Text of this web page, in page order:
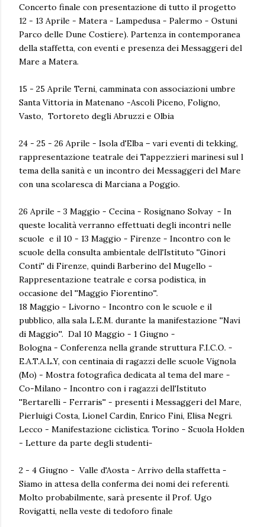
Concerto finale con presentazione di tutto il progetto
12 - 13 Aprile - Matera - Lampedusa - Palermo - Ostuni
Parco delle Dune Costiere). Partenza in contemporanea
della staffetta, con eventi e presenza dei Messaggeri del
Mare a Matera.
15 - 25 Aprile Terni, camminata con associazioni umbre
Santa Vittoria in Matenano -Ascoli Piceno, Foligno,
Vasto, Tortoreto degli Abruzzi e Olbia
24 - 25 - 26 Aprile - Isola d'Elba – vari eventi di tekking,
rappresentazione teatrale dei Tappezzieri marinesi sul l
tema della sanità e un incontro dei Messaggeri del Mare
con una scolaresca di Marciana a Poggio.
26 Aprile - 3 Maggio - Cecina - Rosignano Solvay - In
queste località verranno effettuati degli incontri nelle
scuole e il 10 - 13 Maggio - Firenze - Incontro con le
scuole della consulta ambientale dell'Istituto ''Ginori
Conti'' di Firenze, quindi Barberino del Mugello -
Rappresentazione teatrale e corsa podistica, in
occasione del ''Maggio Fiorentino''.
18 Maggio - Livorno - Incontro con le scuole e il
pubblico, alla sala L.E.M. durante la manifestazione ''Navi
di Maggio''. Dal 10 Maggio - 1 Giugno -
Bologna - Conferenza nella grande struttura F.I.C.O. -
E.A.T.A.L.Y, con centinaia di ragazzi delle scuole Vignola
(Mo) - Mostra fotografica dedicata al tema del mare -
Co-Milano - Incontro con i ragazzi dell'Istituto
''Bertarelli - Ferraris'' - presenti i Messaggeri del Mare,
Pierluigi Costa, Lionel Cardin, Enrico Fini, Elisa Negri.
Lecco - Manifestazione ciclistica. Torino - Scuola Holden
- Letture da parte degli studenti-
2 - 4 Giugno - Valle d'Aosta - Arrivo della staffetta -
Siamo in attesa della conferma dei nomi dei referenti.
Molto probabilmente, sarà presente il Prof. Ugo
Rovigatti, nella veste di tedoforo finale